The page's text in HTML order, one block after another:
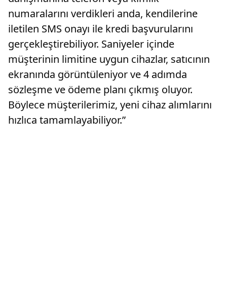
numaralarını verdikleri anda, kendilerine
iletilen SMS onayı ile kredi başvurularını
gerçekleştirebiliyor. Saniyeler içinde
müşterinin limitine uygun cihazlar, satıcının
ekranında görüntüleniyor ve 4 adımda
sözleşme ve ödeme planı çıkmış oluyor.
Böylece müşterilerimiz, yeni cihaz alımlarını
hızlıca tamamlayabiliyor.”